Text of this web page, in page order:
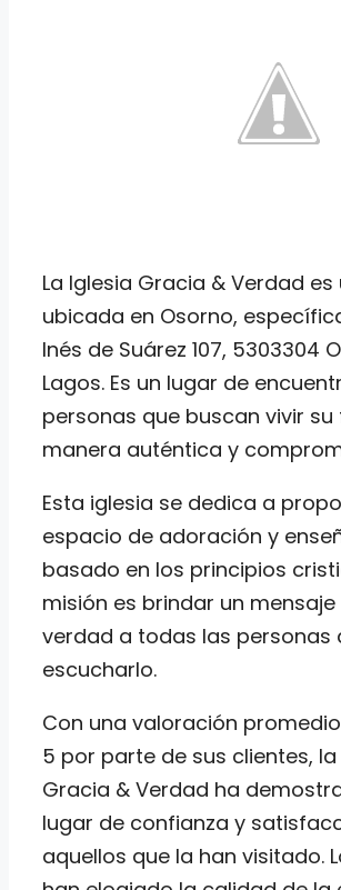
La Iglesia Gracia & Verdad es
ubicada en Osorno,
Inés de Suárez 107, 5303304
Lagos. Es un lugar de
personas que buscan vivir su
manera auténtica y
Esta iglesia se dedica a
espacio de adoración y
basado en los principios
misión es brindar un
verdad a todas las personas
escucharlo.
Con una valoración
5 por parte de sus clientes, la
Gracia & Verdad ha
lugar de confianza y
aquellos que la han visitado.